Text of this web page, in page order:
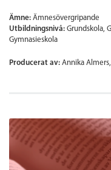
Ämne: Ämnesövergripande
Utbildningsnivå: Grundskola
Gymnasieskola
Producerat av: Annika